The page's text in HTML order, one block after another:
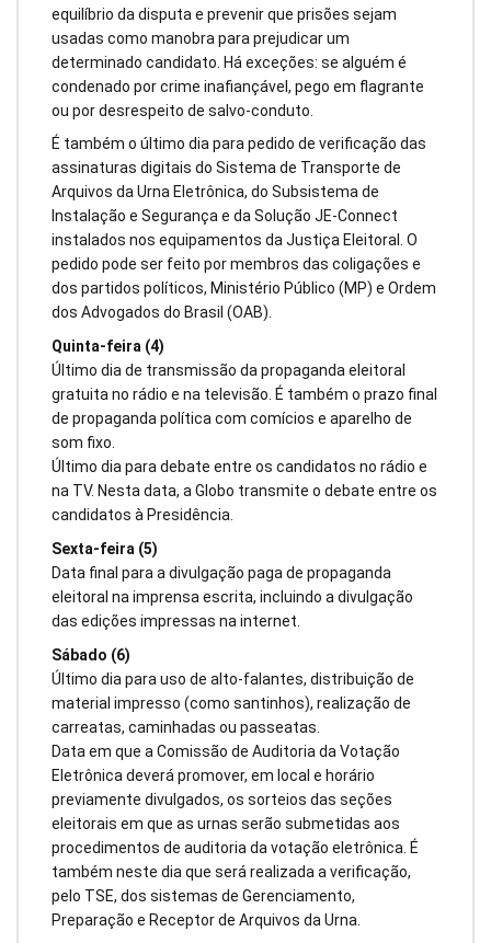
equilíbrio da disputa e prevenir que prisões sejam
usadas como manobra para prejudicar um
determinado candidato. Há exceções: se alguém é
condenado por crime inafiançável, pego em flagrante
ou por desrespeito de salvo-conduto.
É também o último dia para pedido de verificação das
assinaturas digitais do Sistema de Transporte de
Arquivos da Urna Eletrônica, do Subsistema de
Instalação e Segurança e da Solução JE-Connect
instalados nos equipamentos da Justiça Eleitoral. O
pedido pode ser feito por membros das coligações e
dos partidos políticos, Ministério Público (MP) e Ordem
dos Advogados do Brasil (OAB).
Quinta-feira (4)
Último dia de transmissão da propaganda eleitoral
gratuita no rádio e na televisão. É também o prazo final
de propaganda política com comícios e aparelho de
som fixo.
Último dia para debate entre os candidatos no rádio e
na TV. Nesta data, a Globo transmite o debate entre os
candidatos à Presidência.
Sexta-feira (5)
Data final para a divulgação paga de propaganda
eleitoral na imprensa escrita, incluindo a divulgação
das edições impressas na internet.
Sábado (6)
Último dia para uso de alto-falantes, distribuição de
material impresso (como santinhos), realização de
carreatas, caminhadas ou passeatas.
Data em que a Comissão de Auditoria da Votação
Eletrônica deverá promover, em local e horário
previamente divulgados, os sorteios das seções
eleitorais em que as urnas serão submetidas aos
procedimentos de auditoria da votação eletrônica. É
também neste dia que será realizada a verificação,
pelo TSE, dos sistemas de Gerenciamento,
Preparação e Receptor de Arquivos da Urna.